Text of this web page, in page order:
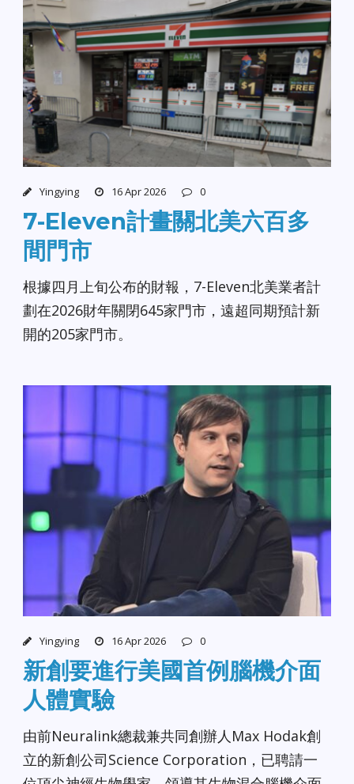
Yingying 16 Apr 2026 0
7-Eleven計畫關北美六百多
間門市
根據四月上旬公布的財報，7-Eleven北美業者計
劃在2026財年關閉645家門市，遠超同期預計新
開的205家門市。
Yingying 16 Apr 2026 0
新創要進行美國首例腦機介面
人體實驗
由前Neuralink總裁兼共同創辦人Max Hodak創
立的新創公司Science Corporation，已聘請一